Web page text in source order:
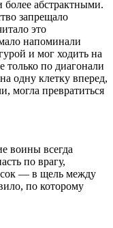
абстрактными.
запрещало
это
напоминали
и мог ходить на
по диагонали
одну клетку вперед,
могла превратиться
воины всегда
по врагу,
— в щель между
по которому